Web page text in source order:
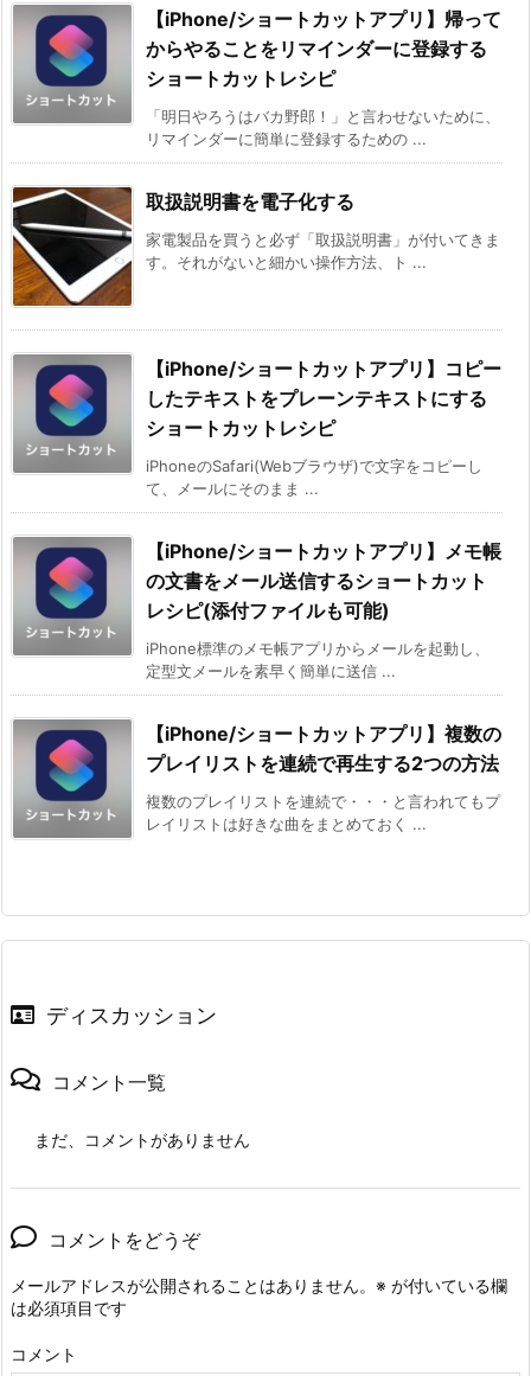
【iPhone/ショートカットアプリ】帰って
からやることをリマインダーに登録する
ショートカットレシピ
「明日やろうはバカ野郎！」と言わせないために、
リマインダーに簡単に登録するための ...
取扱説明書を電子化する
家電製品を買うと必ず「取扱説明書」が付いてきま
す。それがないと細かい操作方法、ト ...
【iPhone/ショートカットアプリ】コピー
したテキストをプレーンテキストにする
ショートカットレシピ
iPhoneのSafari(Webブラウザ)で文字をコピーし
て、メールにそのまま ...
【iPhone/ショートカットアプリ】メモ帳
の文書をメール送信するショートカット
レシピ(添付ファイルも可能)
iPhone標準のメモ帳アプリからメールを起動し、
定型文メールを素早く簡単に送信 ...
【iPhone/ショートカットアプリ】複数の
プレイリストを連続で再生する2つの方法
複数のプレイリストを連続で・・・と言われてもプ
レイリストは好きな曲をまとめておく ...
ディスカッション
コメント一覧
まだ、コメントがありません
コメントをどうぞ
メールアドレスが公開されることはありません。 ※ が付いている欄
は必須項目です
コメント